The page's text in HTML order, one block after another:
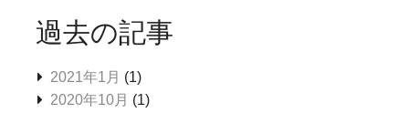
過去の記事
2021年1月 (1)
2020年10月 (1)